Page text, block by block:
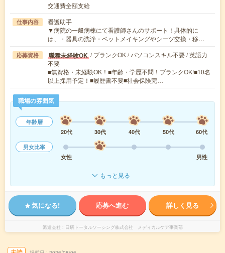
交通費全額支給
仕事内容
看護助手
▼病院の一般病棟にて看護師さんのサポート！具体的に
は、・器具の洗浄・ベットメイキングやシーツ交換・移…
応募資格 職種未経験OK / ブランクOK / パソコンスキル不要 / 英語力
不要
■無資格・未経験OK！■年齢・学歴不問！ブランクOK!■10名
以上採用予定！■履歴書不要■社会保険完…
職場の雰囲気
年齢層
20代
30代 40代 50代
60代
男女比率
女性
男性
もっと見る
気になる! 応募へ進む 詳しく見る
派遣会社 日研トータルソーシング株式会社 メディカルケア事業部